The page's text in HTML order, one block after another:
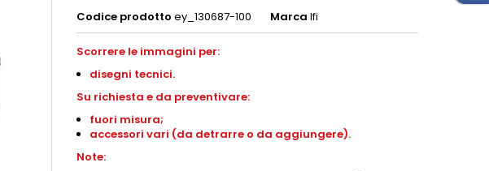
Codice prodotto ey_130687-100 Marca Ifi
Scorrere le immagini per:
disegni tecnici.
Su richiesta e da preventivare:
fuori misura;
accessori vari (da detrarre o da aggiungere).
Note: